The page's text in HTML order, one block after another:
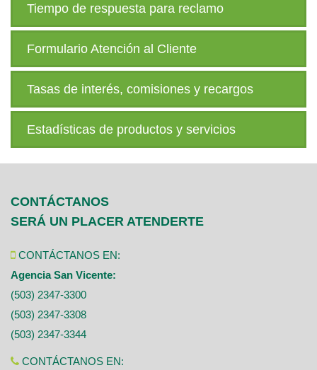
Tiempo de respuesta para reclamo
Formulario Atención al Cliente
Tasas de interés, comisiones y recargos
Estadísticas de productos y servicios
CONTÁCTANOS
SERÁ UN PLACER ATENDERTE
CONTÁCTANOS EN:
Agencia San Vicente:
(503) 2347-3300
(503) 2347-3308
(503) 2347-3344
CONTÁCTANOS EN: